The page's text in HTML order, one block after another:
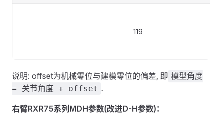
119
说明: offset为机械零位与建模零位的偏差, 即 模型角度
= 关节角度 + offset .
右臂RXR75系列MDH参数(改进D-H参数)：